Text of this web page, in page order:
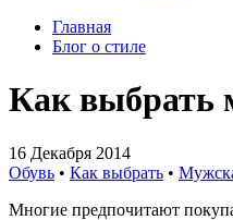
Главная
Блог о стиле
Как выбрать
16 Декабря 2014
Обувь • Как выбрать •
Многие предпочитают